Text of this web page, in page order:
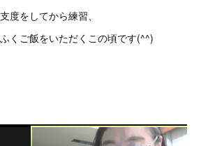
度をしてから練習、
くご飯をいただくこの頃です(^^)